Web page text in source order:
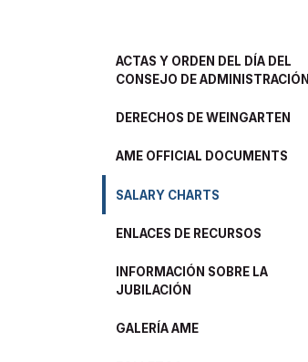
ACTAS Y ORDEN DEL DÍA DEL
CONSEJO DE ADMINISTRACIÓN
DERECHOS DE WEINGARTEN
AME OFFICIAL DOCUMENTS
SALARY CHARTS
ENLACES DE RECURSOS
INFORMACIÓN SOBRE LA
JUBILACIÓN
GALERÍA AME